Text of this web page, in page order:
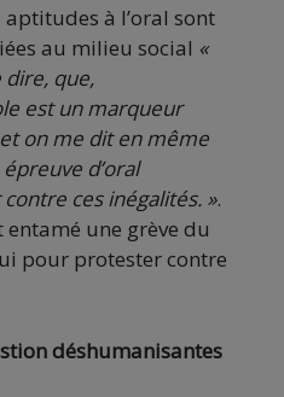
aptitudes à l’oral sont
au milieu social «
dire, que,
est un marqueur
on me dit en même
d’oral
ces inégalités. ».
entamé une grève du
pour protester contre
déshumanisantes